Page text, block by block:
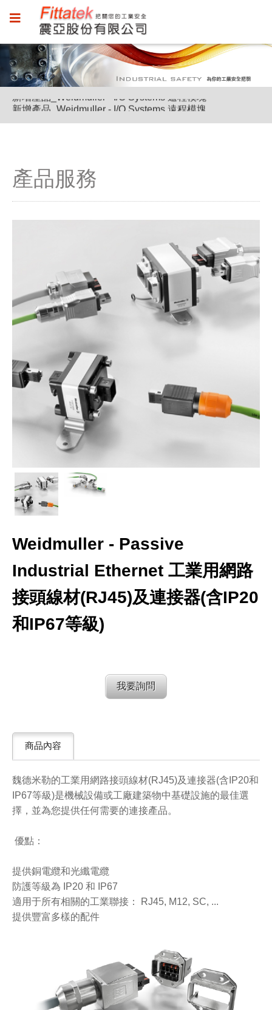
新增產品_Weidmuller - I/O Systems 遠程模塊
新增產品_Weidmuller - I/O Systems 遠程模塊
產品服務
Weidmuller - Passive
Industrial Ethernet 工業用網路
接頭線材(RJ45)及連接器(含IP20
和IP67等級)
我要詢問
商品內容
魏德米勒的工業用網路接頭線材(RJ45)及連接器(含IP20和
IP67等級)是機械設備或工廠建築物中基礎設施的最佳選
擇，並為您提供任何需要的連接產品。
優點：
提供銅電纜和光纖電纜
防護等級為 IP20 和 IP67
適用于所有相關的工業聯接： RJ45, M12, SC, ...
提供豐富多樣的配件